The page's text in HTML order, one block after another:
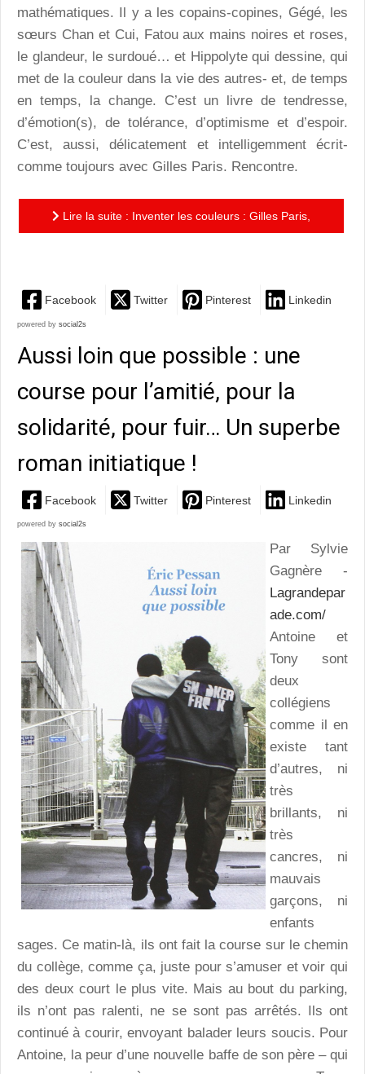
mathématiques. Il y a les copains-copines, Gégé, les
sœurs Chan et Cui, Fatou aux mains noires et roses,
le glandeur, le surdoué… et Hippolyte qui dessine, qui
met de la couleur dans la vie des autres- et, de temps
en temps, la change. C’est un livre de tendresse,
d’émotion(s), de tolérance, d’optimisme et d’espoir.
C’est, aussi, délicatement et intelligemment écrit-
comme toujours avec Gilles Paris. Rencontre.
Lire la suite : Inventer les couleurs : Gilles Paris,
Facebook Twitter Pinterest Linkedin
powered by social2s
Aussi loin que possible : une
course pour l’amitié, pour la
solidarité, pour fuir… Un superbe
roman initiatique !
Facebook Twitter Pinterest Linkedin
powered by social2s
Par Sylvie
Gagnère -
Lagrandepar
ade.com/
Antoine et
Tony sont
deux
collégiens
comme il en
existe tant
d’autres, ni
très
brillants, ni
très
cancres, ni
mauvais
garçons, ni
enfants
sages. Ce matin-là, ils ont fait la course sur le chemin
du collège, comme ça, juste pour s’amuser et voir qui
des deux court le plus vite. Mais au bout du parking,
ils n’ont pas ralenti, ne se sont pas arrêtés. Ils ont
continué à courir, envoyant balader leurs soucis. Pour
Antoine, la peur d’une nouvelle baffe de son père – qui